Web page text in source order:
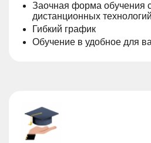
Заочная форма обучения
дистанционных технологий
Гибкий график
Обучение в удобное для